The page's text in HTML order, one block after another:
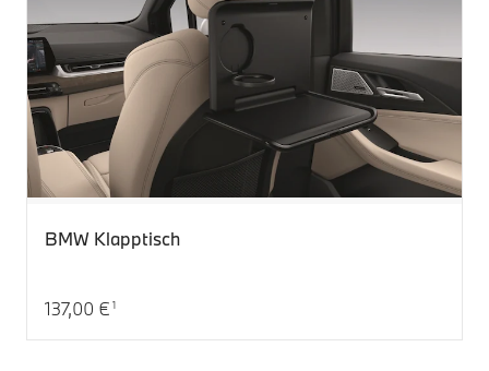
BMW Klapptisch
Aktueller Preis: 137,00 €
137,00 € 1